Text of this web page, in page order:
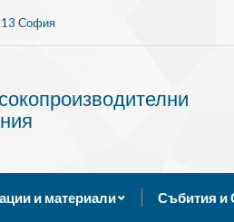
София
и материали Събития и
Услуги